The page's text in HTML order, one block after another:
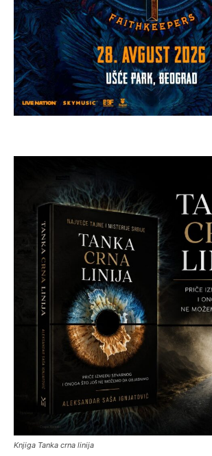
Knjiga Tanka crna linija